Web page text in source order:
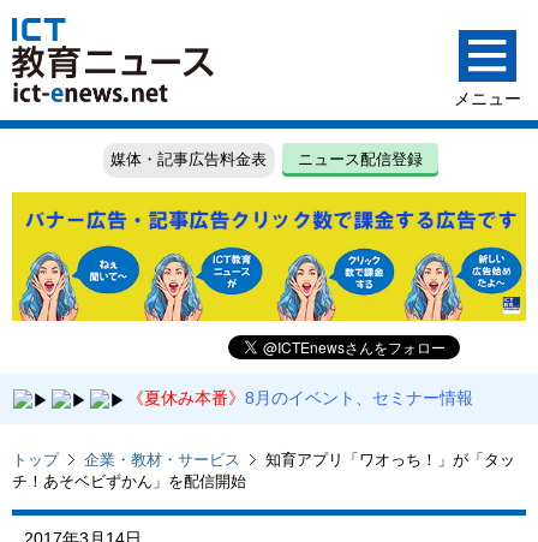
媒体・記事広告料金表 ニュース配信登録
《夏休み本番》 8月のイベント、セミナー情報
トップ 企業・教材・サービス
知育アプリ「ワオっち！」が「タッ
チ！あそベビずかん」を配信開始